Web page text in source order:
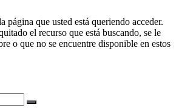
página que usted está queriendo acceder.
el recurso que está buscando, se le
o que no se encuentre disponible en estos